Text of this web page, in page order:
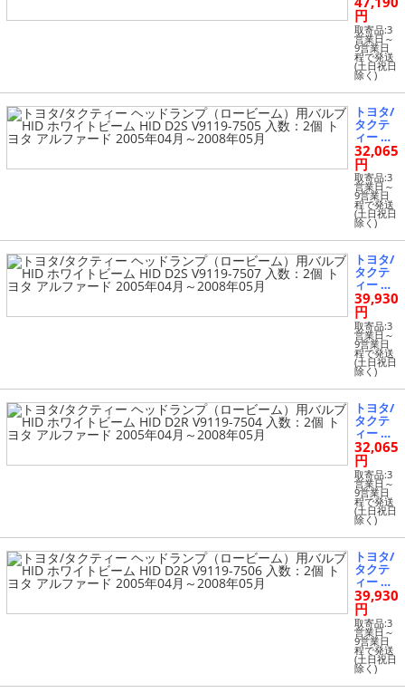
数：2個
トヨタ
アルフ
ァード 2
011年11
月～
ンプ
（ロー
ビー
ム）用
バルブ
HID ホ
ワイト
ビーム
HID D4
S V9119
-7517 入
数：2個
トヨタ
アルフ
ァード 2
008年05
月～201
1年11月
円
取寄品:3
営業日～
9営業日
程で発送
(土日祝日
除く)
トヨタ/
タクテ
ィー ヘ
ッドラ
ンプ
（ロー
ビー
ム）用
バルブ
HID ホ
ワイト
ビーム
HID D2
S V9119
-7505 入
数：2個
トヨタ
アルフ
ァード 2
005年04
月～200
8年05月
32,065
円
取寄品:3
営業日～
9営業日
程で発送
(土日祝日
除く)
トヨタ/
タクテ
ィー ヘ
ッドラ
ンプ
（ロー
ビー
ム）用
バルブ
HID ホ
ワイト
ビーム
HID D2
S V9119
-7507 入
数：2個
トヨタ
アルフ
ァード 2
005年04
月～200
8年05月
39,930
円
取寄品:3
営業日～
9営業日
程で発送
(土日祝日
除く)
トヨタ/
タクテ
ィー ヘ
ッドラ
ンプ
（ロー
ビー
ム）用
バルブ
HID ホ
ワイト
ビーム
HID D2
R V9119
-7504 入
数：2個
トヨタ
アルフ
ァード 2
005年04
月～200
8年05月
32,065
円
取寄品:3
営業日～
9営業日
程で発送
(土日祝日
除く)
トヨタ/
タクテ
ィー ヘ
ッドラ
ンプ
（ロー
ビー
ム）用
バルブ
HID ホ
ワイト
39,930
円
取寄品:3
営業日～
9営業日
程で発送
(土日祝日
除く)